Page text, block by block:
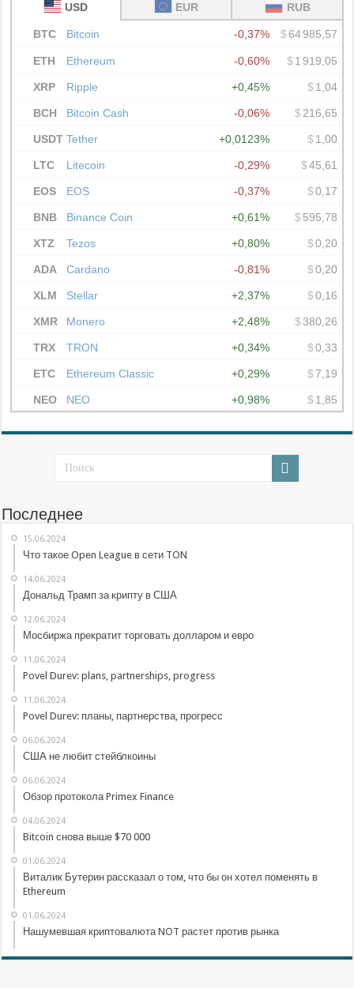
Последнее
15.06.2024
Что такое Open League в сети TON
14.06.2024
Дональд Трамп за крипту в США
12.06.2024
Мосбиржа прекратит торговать долларом и евро
11.06.2024
Povel Durev: plans, partnerships, progress
11.06.2024
Povel Durev: планы, партнерства, прогресс
06.06.2024
США не любит стейблкоины
06.06.2024
Обзор протокола Primex Finance
04.06.2024
Bitcoin снова выше $70 000
01.06.2024
Виталик Бутерин рассказал о том, что бы он хотел поменять в
Ethereum
01.06.2024
Нашумевшая криптовалюта NOT растет против рынка